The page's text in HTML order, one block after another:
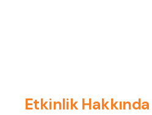
Etkinlik Hakkında